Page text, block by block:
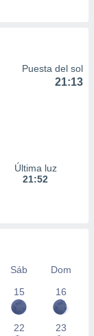
Puesta del sol
21:13
Última luz
21:52
Sáb
Dom
15 16
22 23